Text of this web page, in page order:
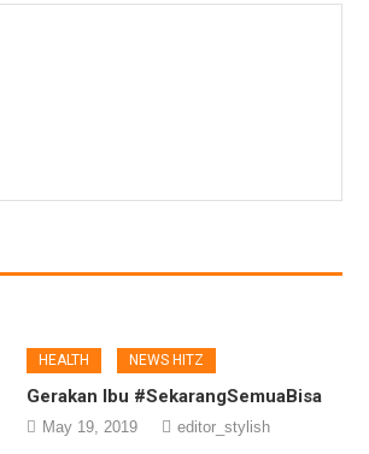
HEALTH NEWS HITZ
Gerakan Ibu #SekarangSemuaBisa
May 19, 2019 editor_stylish